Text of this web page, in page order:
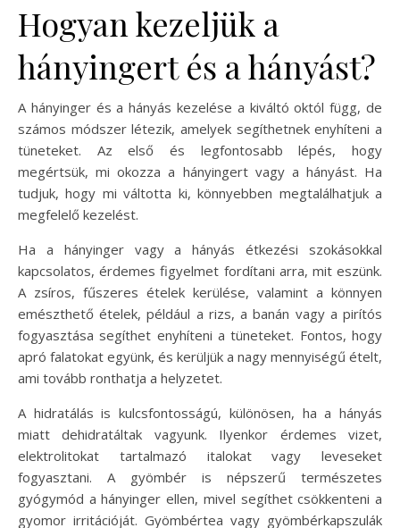
Hogyan kezeljük a
hányingert és a hányást?
A hányinger és a hányás kezelése a kiváltó októl függ, de
számos módszer létezik, amelyek segíthetnek enyhíteni a
tüneteket. Az első és legfontosabb lépés, hogy
megértsük, mi okozza a hányingert vagy a hányást. Ha
tudjuk, hogy mi váltotta ki, könnyebben megtalálhatjuk a
megfelelő kezelést.
Ha a hányinger vagy a hányás étkezési szokásokkal
kapcsolatos, érdemes figyelmet fordítani arra, mit eszünk.
A zsíros, fűszeres ételek kerülése, valamint a könnyen
emészthető ételek, például a rizs, a banán vagy a pirítós
fogyasztása segíthet enyhíteni a tüneteket. Fontos, hogy
apró falatokat együnk, és kerüljük a nagy mennyiségű ételt,
ami tovább ronthatja a helyzetet.
A hidratálás is kulcsfontosságú, különösen, ha a hányás
miatt dehidratáltak vagyunk. Ilyenkor érdemes vizet,
elektrolitokat tartalmazó italokat vagy leveseket
fogyasztani. A gyömbér is népszerű természetes
gyógymód a hányinger ellen, mivel segíthet csökkenteni a
gyomor irritációját. Gyömbértea vagy gyömbérkapszulák